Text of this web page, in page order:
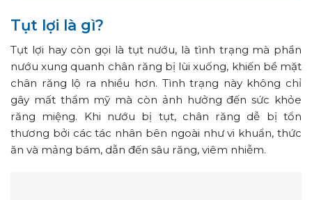
Tụt lợi là gì?
Tụt lợi hay còn gọi là tụt nướu, là tình trạng mà phần
nướu xung quanh chân răng bị lùi xuống, khiến bề mặt
chân răng lộ ra nhiều hơn. Tình trạng này không chỉ
gây mất thẩm mỹ mà còn ảnh hưởng đến sức khỏe
răng miệng. Khi nướu bị tụt, chân răng dễ bị tổn
thương bởi các tác nhân bên ngoài như vi khuẩn, thức
ăn và mảng bám, dẫn đến sâu răng, viêm nhiễm.